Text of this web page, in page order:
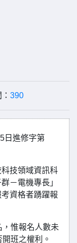
390
日進修字第
技領域資訊科
－電機專長」
資格者踴躍報
惟報名人數未
班之權利。